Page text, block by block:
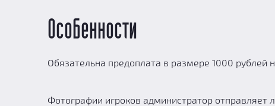
Особенности
Обязательна предоплата в размере 1000 рублей
Фотографии игроков администратор